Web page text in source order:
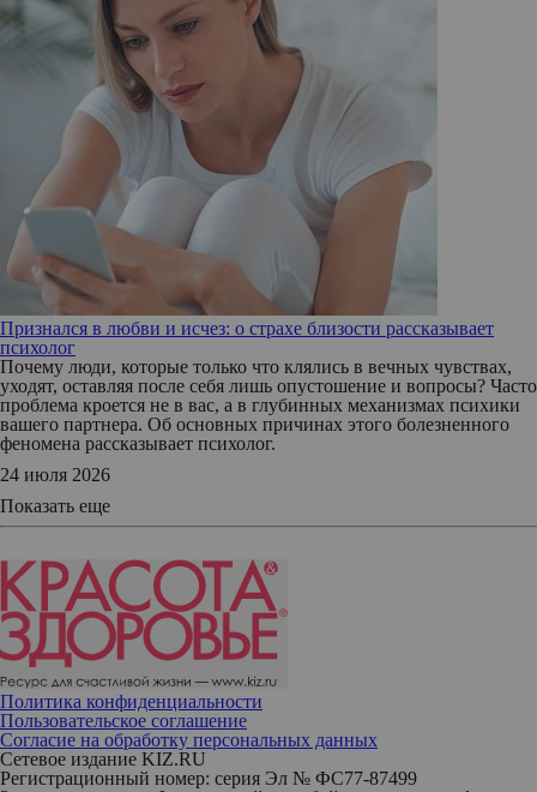
Признался в любви и исчез: о страхе близости рассказывает
психолог
Почему люди, которые только что клялись в вечных чувствах,
уходят, оставляя после себя лишь опустошение и вопросы? Часто
проблема кроется не в вас, а в глубинных механизмах психики
вашего партнера. Об основных причинах этого болезненного
феномена рассказывает психолог.
24 июля 2026
Показать еще
Политика конфиденциальности
Пользовательское соглашение
Согласие на обработку персональных данных
Сетевое издание KIZ.RU
Регистрационный номер: серия Эл № ФС77-87499